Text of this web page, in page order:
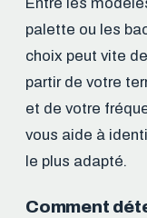
palette ou les
choix peut vite
partir de votre
et de votre
vous aide à
le plus adapté.
Comment